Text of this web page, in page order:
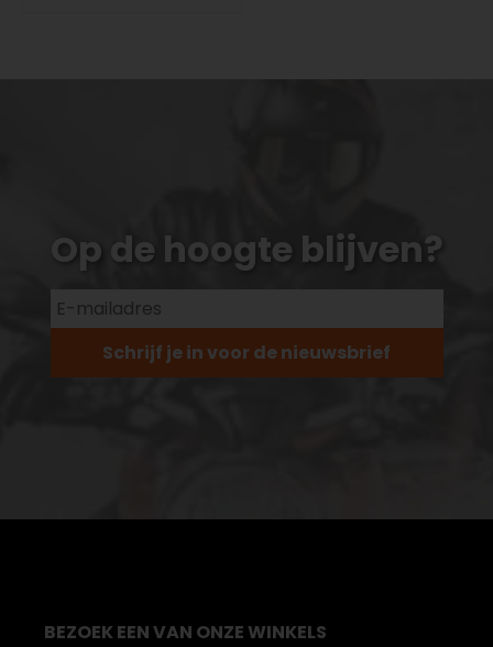
Op de hoogte blijven?
Schrijf je in voor de nieuwsbrief
BEZOEK EEN VAN ONZE WINKELS